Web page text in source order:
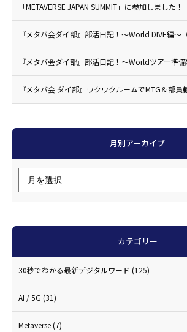
「METAVERSE JAPAN SUMMIT」に参加しました！
『メタバ会ダイ部』部活日記！〜World DIVE編〜
『メタバ会ダイ部』部活日記！〜Worldツアー準備
『メタバ会 ダイ部』ワクワクルームでMTG＆部員
月別アーカイブ
カテゴリー
30秒でわかる最新デジタルワード (125)
AI / 5G (31)
Metaverse(7)